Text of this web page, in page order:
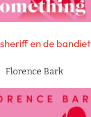
en de bandiet
Florence Bark